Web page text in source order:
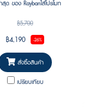
ด ของ Raybanใส่โปรโมท
฿5,700
฿4,190 -26%
สั่งซื้อสินค้า
เปรียบเทียบ